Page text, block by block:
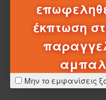
έκπτωση
Μην το εμφανίσεις
ΣΧΈΔΙΑ - ΜΠΑΤΑΡΊΕΣ
ΛΕΠΤΟΜΈΡΕΙΕΣ ΑΠΟΣΤΟΛΉΣ